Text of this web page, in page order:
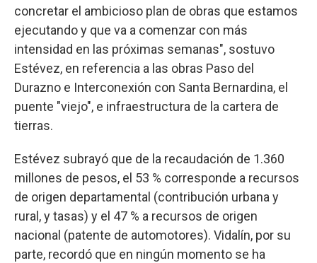
concretar el ambicioso plan de obras que estamos
ejecutando y que va a comenzar con más
intensidad en las próximas semanas", sostuvo
Estévez, en referencia a las obras Paso del
Durazno e Interconexión con Santa Bernardina, el
puente "viejo", e infraestructura de la cartera de
tierras.
Estévez subrayó que de la recaudación de 1.360
millones de pesos, el 53 % corresponde a recursos
de origen departamental (contribución urbana y
rural, y tasas) y el 47 % a recursos de origen
nacional (patente de automotores). Vidalín, por su
parte, recordó que en ningún momento se ha